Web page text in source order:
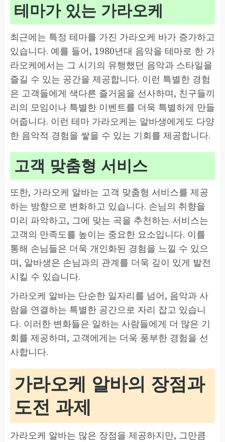
테마가 있는 가라오케
최근에는 특정 테마를 가진 가라오케 바가 증가하고
있습니다. 예를 들어, 1980년대 음악을 테마로 한 가
라오케에서는 그 시기의 유행했던 음악과 스타일을
즐길 수 있는 공간을 제공합니다. 이런 특별한 경험
은 고객들에게 색다른 즐거움을 선사하며, 친구들끼
리의 모임이나 특별한 이벤트를 더욱 특별하게 만들
어줍니다. 이런 테마 가라오케는 알바생에게도 다양
한 음악적 경험을 쌓을 수 있는 기회를 제공합니다.
고객 맞춤형 서비스
또한, 가라오케 알바는 고객 맞춤형 서비스를 제공
하는 방향으로 변화하고 있습니다. 손님의 취향을
미리 파악하고, 그에 맞는 곡을 추천하는 서비스는
고객의 만족도를 높이는 중요한 요소입니다. 이를
통해 손님들은 더욱 개인화된 경험을 느낄 수 있으
며, 알바생은 손님과의 관계를 더욱 깊이 있게 발전
시킬 수 있습니다.
가라오케 알바는 단순한 일자리를 넘어, 음악과 사
람을 연결하는 특별한 공간으로 자리 잡고 있습니
다. 이러한 변화들은 일하는 사람들에게 더 많은 기
회를 제공하며, 고객에게는 더욱 풍부한 경험을 선
사합니다.
가라오케 알바의 장점과
도전 과제
가라오케 알바는 많은 장점을 제공하지만, 그만큼